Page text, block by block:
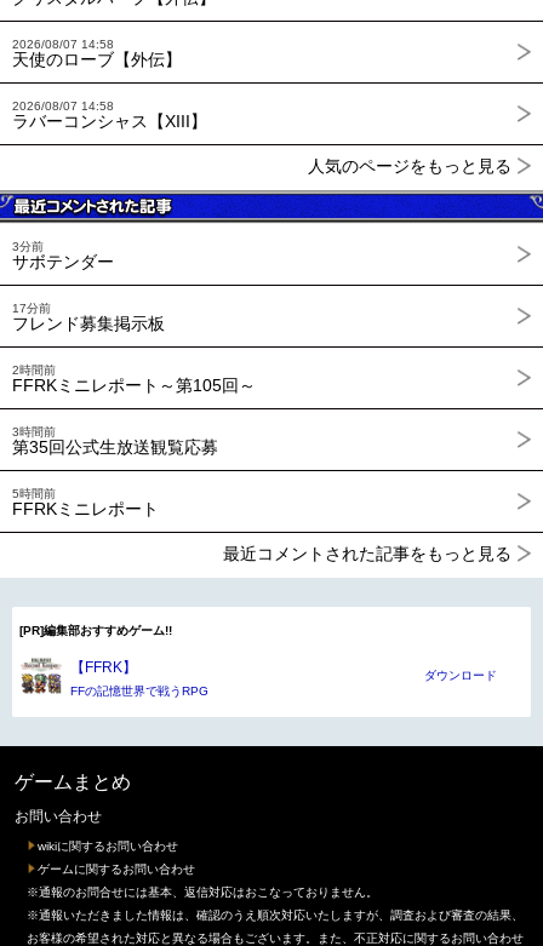
2026/08/07 14:58
天使のローブ【外伝】
2026/08/07 14:58
ラバーコンシャス【XIII】
人気のページをもっと見る
3分前
サボテンダー
17分前
フレンド募集掲示板
2時間前
FFRKミニレポート～第105回～
3時間前
第35回公式生放送観覧応募
5時間前
FFRKミニレポート
最近コメントされた記事をもっと見る
[PR]編集部おすすめゲーム!!
【FFRK】
FFの記憶世界で戦うRPG
ダウンロード
ゲームまとめ
お問い合わせ
wikiに関するお問い合わせ
ゲームに関するお問い合わせ
※通報のお問合せには基本、返信対応はおこなっておりません。
※通報いただきました情報は、確認のうえ順次対応いたしますが、調査および審査の結果、
お客様の希望された対応と異なる場合もございます。また、不正対応に関するお問い合わせ